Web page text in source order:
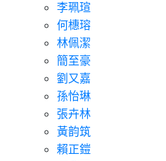
李珮瑄
何橞瑢
林佩潔
簡至豪
劉又嘉
孫怡琳
張卉林
黃韵筑
賴正鎧